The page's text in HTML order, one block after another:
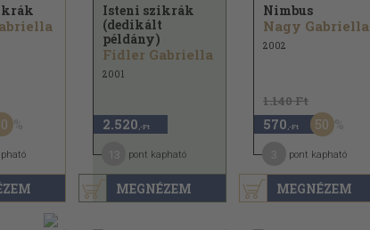
MEGNÉZEM
Isteni szikrák
(dedikált
példány)
Fidler Gabriella
2001
2.520 ,-Ft
pont kapható
MEGNÉZEM
Nimbus
Nagy Gabriella
2002
1.140 Ft
570 ,-Ft 50
pont kapható